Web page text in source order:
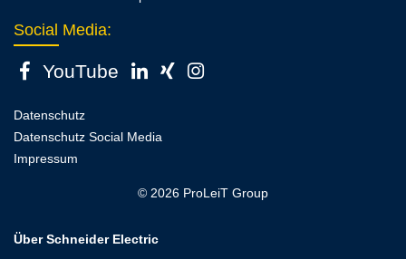
Social Media:
YouTube
Datenschutz
Datenschutz Social Media
Impressum
© 2026 ProLeiT Group
Über Schneider Electric